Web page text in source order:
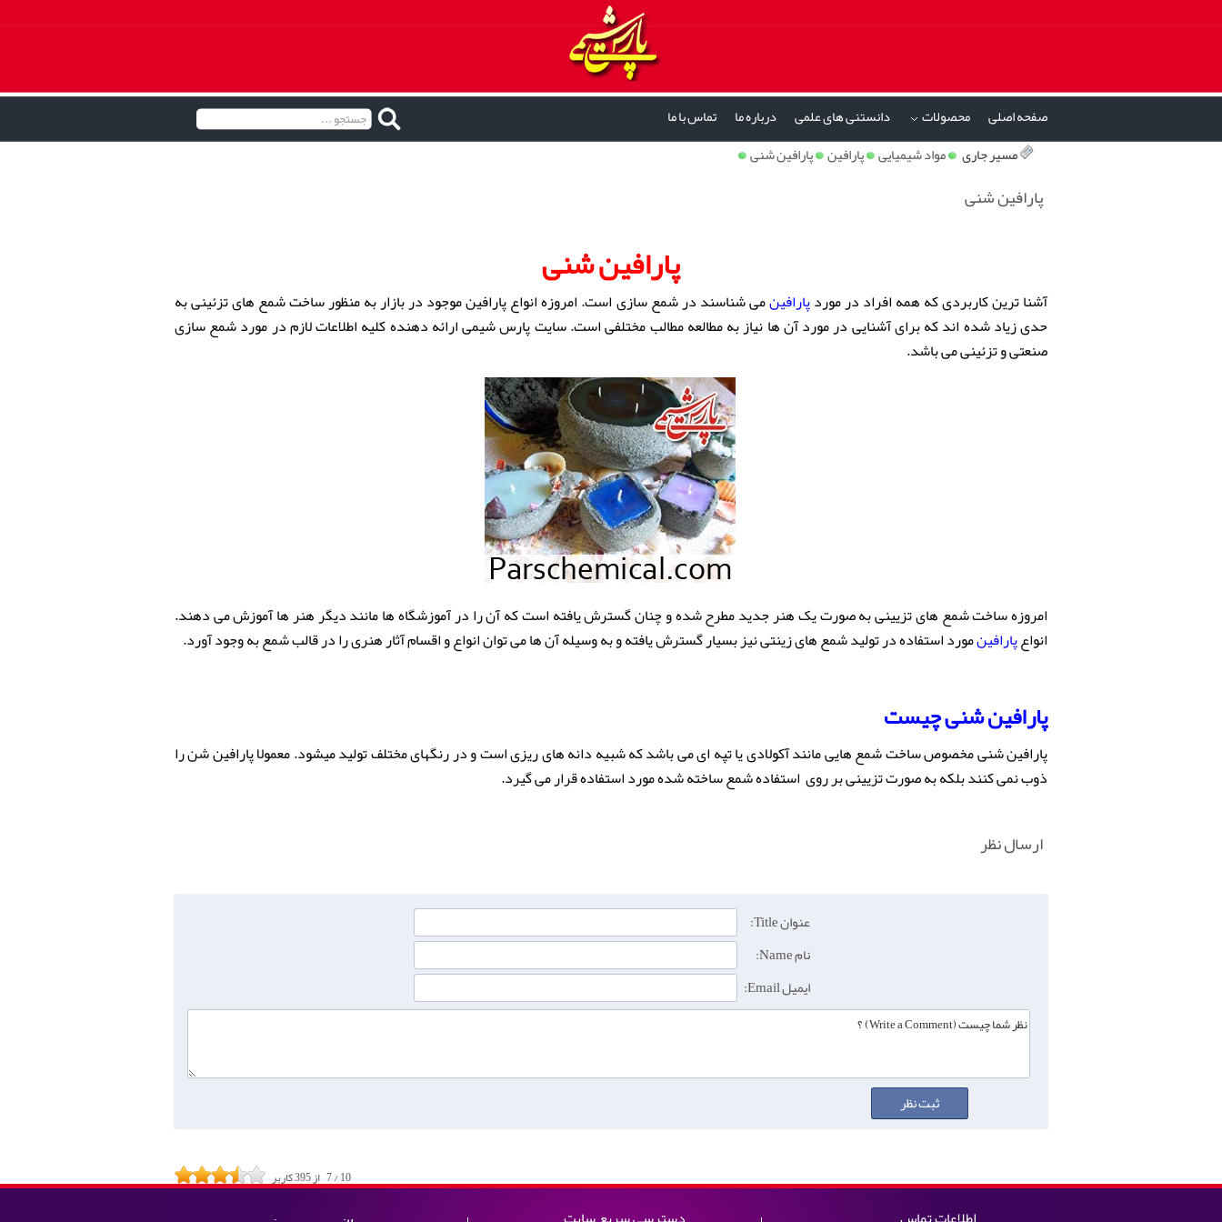
صفحه اصلی محصولات دانستنی های علمی درباره ما
تماس با ما
مسیر جاری
» مواد شیمیایی پارافین پارافین شنی
پارافین شنی
پارافین شنی
آشنا ترین کاربردی که همه افراد در موردپارافینمی شناسند در شمع سازی است. امروزه انواع پارافین موجود در بازار به منظور ساخت شمع های تزئینی به
حدی زیاد شده اند که برای آشنایی در مورد آن ها نیاز به مطالعه مطالب مختلفی است. سایت پارس شیمی ارائه دهنده کلیه اطلاعات لازم در مورد شمع سازی
صنعتی و تزئینی می باشد.
امروزه ساخت شمع های تزیینی به صورت یک هنر جدید مطرح شده و چنان گسترش یافته است که آن را در آموزشگاه ها مانند دیگر هنر ها آموزش می دهند.
انواعپارافینمورد استفاده در تولید شمع های زینتی نیز بسیار گسترش یافته و به وسیله آن ها می توان انواع و اقسام آثار هنری را در قالب شمع به وجود آورد.
پارافینشنی چیست
پارافین شنی مخصوص ساخت شمع هایی مانند آکولادی یا تپه ای می باشد که شبیه دانه های ریزی است و در رنگهای مختلف تولید میشود. معمولا پارافین شن را
ذوب نمی کنند بلکه به صورت تزیینی بر روی استفاده شمع ساخته شده مورد استفاده قرار می گیرد.
ارسال نظر
عنوان Title:
نام Name:
ایمیل Email:
7/10 از395کاربر